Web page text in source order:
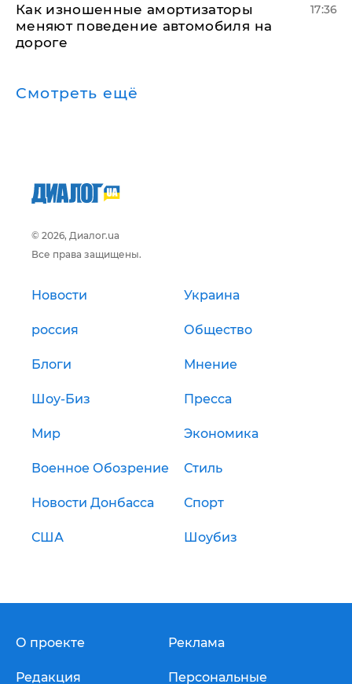
Как изношенные амортизаторы
меняют поведение автомобиля на
дороге
17:36
Смотреть ещё
© 2026, Диалог.ua
Все права защищены.
Новости Украина
россия Общество
Блоги Мнение
Шоу-Биз Пресса
Мир Экономика
Военное Обозрение Стиль
Новости Донбасса Спорт
США Шоубиз
О проекте
Редакция
Реклама
Персональные